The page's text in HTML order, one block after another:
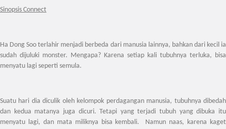
Sinopsis Connect
Ha Dong Soo terlahir menjadi berbeda dari manusia lainnya, bahkan dari kecil ia
sudah dijuluki monster. Mengapa? Karena setiap kali tubuhnya terluka, bisa
menyatu lagi seperti semula.
Suatu hari dia diculik oleh kelompok perdagangan manusia, tubuhnya dibedah
dan kedua matanya juga dicuri. Tetapi yang terjadi tubuh yang dibuka itu
menyatu lagi, dan mata miliknya bisa kembali. Namun naas, karena kaget